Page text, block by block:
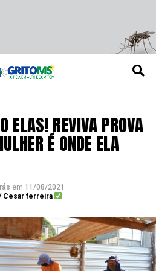
ELAS! REVIVA PROVA
É ONDE ELA
em 11/08/2021
Cesar ferreira